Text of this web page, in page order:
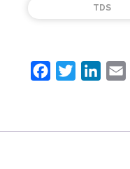
TDS
FacebookTwitter